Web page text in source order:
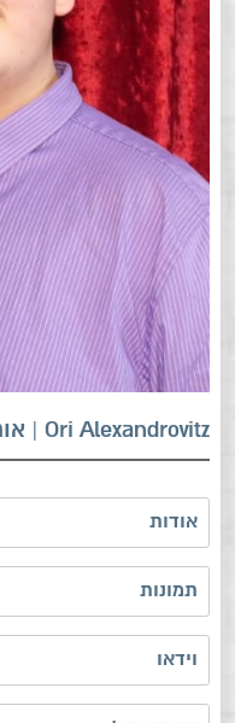
Ori Alexandrovitz | אורי אלכסנדרוביץ'
אודות
תמונות
וידאו